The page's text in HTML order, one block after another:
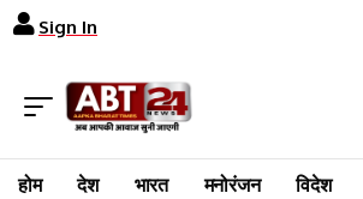
Sign In
होम देश भारत मनोरंजन विदेश